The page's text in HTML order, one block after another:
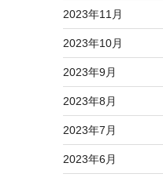
2023年11月
2023年10月
2023年9月
2023年8月
2023年7月
2023年6月